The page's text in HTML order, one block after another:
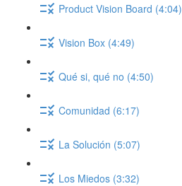
Product Vision Board (4:04)
Vision Box (4:49)
Qué si, qué no (4:50)
Comunidad (6:17)
La Solución (5:07)
Los Miedos (3:32)